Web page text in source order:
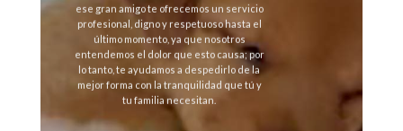
ese gran amigo te ofrecemos un servicio
profesional, digno y respetuoso hasta el
último momento, ya que nosotros
entendemos el dolor que esto causa; por
lo tanto, te ayudamos a despedirlo de la
mejor forma con la tranquilidad que tú y
tu familia necesitan.